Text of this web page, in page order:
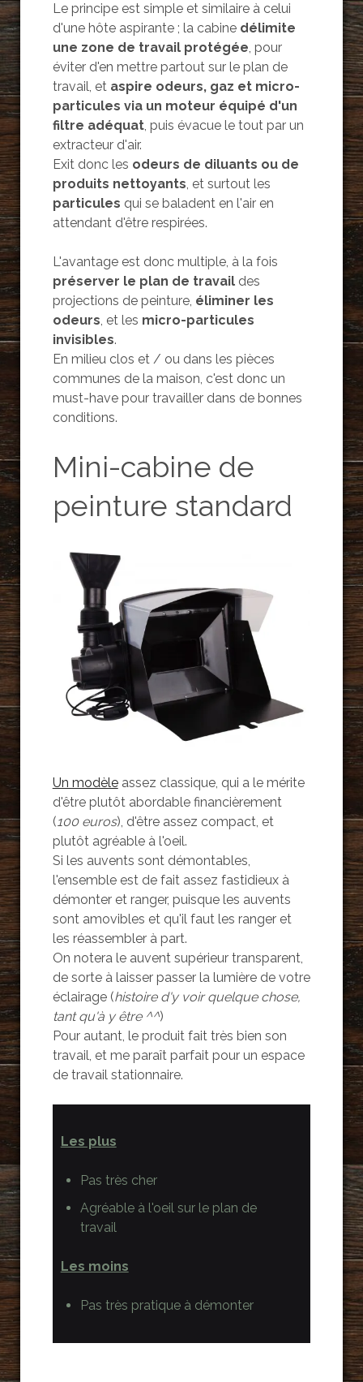
Le principe est simple et similaire à celui
d'une hôte aspirante ; la cabine délimite
une zone de travail protégée, pour
éviter d'en mettre partout sur le plan de
travail, et aspire odeurs, gaz et micro-
particules via un moteur équipé d'un
filtre adéquat, puis évacue le tout par un
extracteur d'air.
Exit donc les odeurs de diluants ou de
produits nettoyants, et surtout les
particules qui se baladent en l'air en
attendant d'être respirées.
L'avantage est donc multiple, à la fois
préserver le plan de travaildes
projections de peinture, éliminer les
odeurs, et les micro-particules
invisibles.
En milieu clos et / ou dans les pièces
communes de la maison, c'est donc un
must-have pour travailler dans de bonnes
conditions.
Mini-cabine de
peinture standard
Un modèleassez classique, qui a le mérite
d'être plutôt abordable financièrement
(100 euros), d'être assez compact, et
plutôt agréable à l'oeil.
Si les auvents sont démontables,
l'ensemble est de fait assez fastidieux à
démonter et ranger, puisque les auvents
sont amovibles et qu'il faut les ranger et
les réassembler à part.
On notera le auvent supérieur transparent,
de sorte à laisser passer la lumière de votre
éclairage (histoire d'y voir quelque chose,
tant qu'à y être ^^)
Pour autant, le produit fait très bien son
travail, et me paraît parfait pour un espace
de travail stationnaire.
Les plus
Pas très cher
Agréable à l'oeil sur le plan de
travail
Les moins
Pas très pratique à démonter